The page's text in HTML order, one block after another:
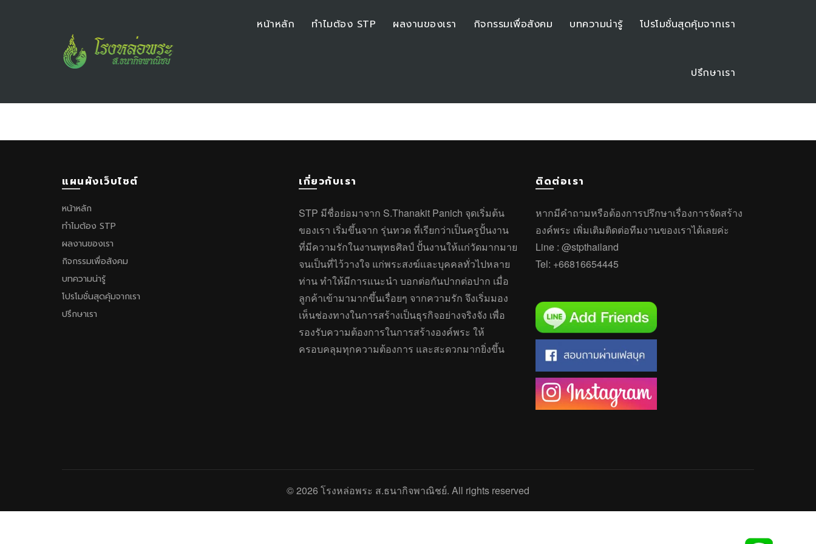
หน้าหลัก ทำไมต้อง STP ผลงานของเรา กิจกรรมเพื่อสังคม บทความน่ารู้ โปรโมชั่นสุดคุ้มจากเรา
ปรึกษาเรา
แผนผังเว็บไซต์
หน้าหลัก
ทำไมต้อง STP
ผลงานของเรา
กิจกรรมเพื่อสังคม
บทความน่ารู้
โปรโมชั่นสุดคุ้มจากเรา
ปรึกษาเรา
เกี่ยวกับเรา
STP มีชื่อย่อมาจาก S.Thanakit Panich จุดเริ่มต้น
ของเรา เริ่มขึ้นจาก รุ่นทวด ที่เรียกว่าเป็นครูปั้นงาน
ที่มีความรักในงานพุทธศิลป์ ปั้นงานให้แก่วัดมากมาย
จนเป็นที่ไว้วางใจ แก่พระสงฆ์และบุคคลทั่วไปหลาย
ท่าน ทำให้มีการแนะนำ บอกต่อกันปากต่อปาก เมื่อ
ลูกค้าเข้ามามากขึ้นเรื่อยๆ จากความรัก จึงเริ่มมอง
เห็นช่องทางในการสร้างเป็นธุรกิจอย่างจริงจัง เพื่อ
รองรับความต้องการในการสร้างองค์พระ ให้
ครอบคลุมทุกความต้องการ และสะดวกมากยิ่งขึ้น
ติดต่อเรา
หากมีคำถามหรือต้องการปรึกษาเรื่องการจัดสร้าง
องค์พระ เพิ่มเติมติดต่อทีมงานของเราได้เลยค่ะ
Line : @stpthailand
Tel: +66816654445
© 2026 โรงหล่อพระ ส.ธนากิจพาณิชย์. All rights reserved